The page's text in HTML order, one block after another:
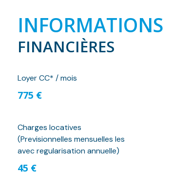
INFORMATIONS
FINANCIÈRES
Loyer CC* / mois
775 €
Charges locatives
(Previsionnelles mensuelles les
avec regularisation annuelle)
45 €